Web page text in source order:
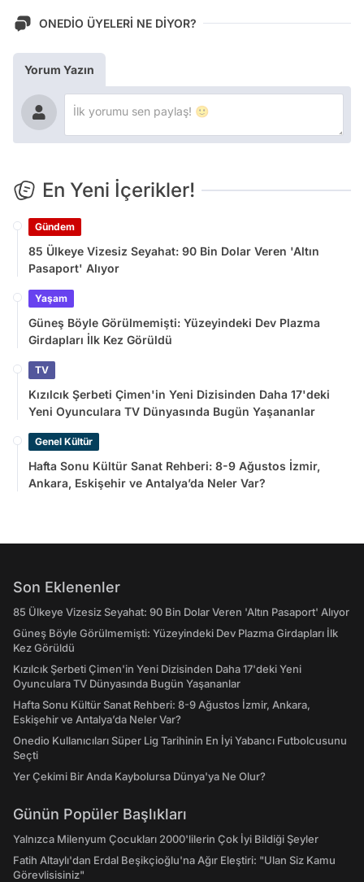
ONEDİO ÜYELERİ NE DİYOR?
Yorum Yazın
En Yeni İçerikler!
Gündem
85 Ülkeye Vizesiz Seyahat: 90 Bin Dolar Veren 'Altın
Pasaport' Alıyor
Yaşam
Güneş Böyle Görülmemişti: Yüzeyindeki Dev Plazma
Girdapları İlk Kez Görüldü
TV
Kızılcık Şerbeti Çimen'in Yeni Dizisinden Daha 17'deki
Yeni Oyunculara TV Dünyasında Bugün Yaşananlar
Genel Kültür
Hafta Sonu Kültür Sanat Rehberi: 8-9 Ağustos İzmir,
Ankara, Eskişehir ve Antalya’da Neler Var?
Son Eklenenler
85 Ülkeye Vizesiz Seyahat: 90 Bin Dolar Veren 'Altın Pasaport' Alıyor
Güneş Böyle Görülmemişti: Yüzeyindeki Dev Plazma Girdapları İlk
Kez Görüldü
Kızılcık Şerbeti Çimen'in Yeni Dizisinden Daha 17'deki Yeni
Oyunculara TV Dünyasında Bugün Yaşananlar
Hafta Sonu Kültür Sanat Rehberi: 8-9 Ağustos İzmir, Ankara,
Eskişehir ve Antalya’da Neler Var?
Onedio Kullanıcıları Süper Lig Tarihinin En İyi Yabancı Futbolcusunu
Seçti
Yer Çekimi Bir Anda Kaybolursa Dünya'ya Ne Olur?
Günün Popüler Başlıkları
Yalnızca Milenyum Çocukları 2000'lilerin Çok İyi Bildiği Şeyler
Fatih Altaylı'dan Erdal Beşikçioğlu'na Ağır Eleştiri: "Ulan Siz Kamu
Görevlisisiniz"